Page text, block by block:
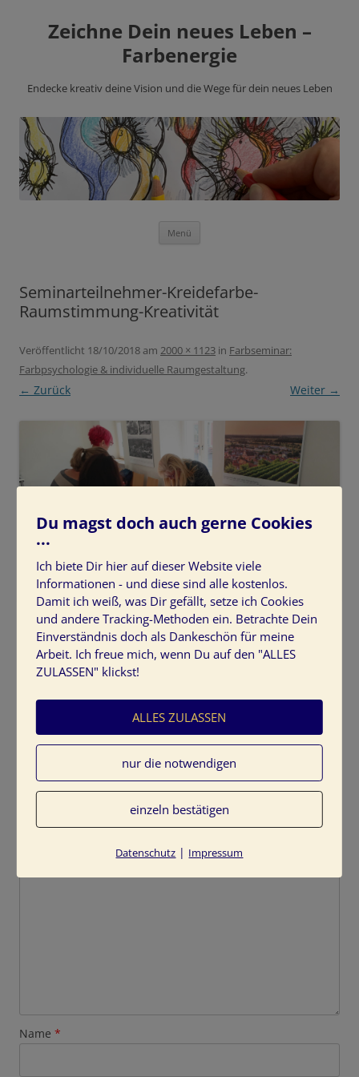
Zeichne Dein neues Leben –
Farbenergie
Endecke kreativ deine Vision und die Wege für dein neues Leben
Menü
Seminarteilnehmer-Kreidefarbe-
Raumstimmung-Kreativität
Veröffentlicht 18/10/2018am 2000 × 1123 in Farbseminar:
Farbpsychologie & individuelle Raumgestaltung.
← Zurück Weiter →
Seminarteilnehmer, Raumstimmung, Kreativität
Seminarteilnehmer-Kreidefarbe-Raumstimmung-
Kreativität
Schreibe einen Kommentar
Deine E-Mail-Adresse wird nicht veröffentlicht.
Name *
Du magst doch auch gerne Cookies
...
Ich biete Dir hier auf dieser Website viele
Informationen - und diese sind alle kostenlos.
Damit ich weiß, was Dir gefällt, setze ich Cookies
und andere Tracking-Methoden ein. Betrachte Dein
Einverständnis doch als Dankeschön für meine
Arbeit. Ich freue mich, wenn Du auf den "ALLES
ZULASSEN" klickst!
ALLES ZULASSEN
nur die notwendigen
einzeln bestätigen
Datenschutz | Impressum